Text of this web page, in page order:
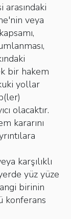
veya
bir hakem
yollar
olacaktır.
kararını
karşılıklı
yüz yüze
birinin
konferans